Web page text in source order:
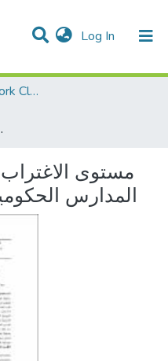
Log In (current)
Collections
AQU Research Network Clusters
مستوى
مستوى
المدارس